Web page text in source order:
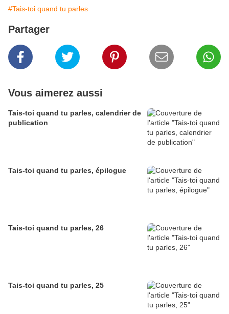
#Tais-toi quand tu parles
Partager
Vous aimerez aussi
Tais-toi quand tu parles, calendrier de
publication
Tais-toi quand tu parles, épilogue
Tais-toi quand tu parles, 26
Tais-toi quand tu parles, 25